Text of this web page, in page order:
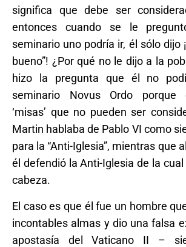
significa que debe ser
entonces cuando se le
seminario uno podría ir, él sólo dijo
bueno”! ¿Por qué no le dijo a la
hizo la pregunta que él no
seminario Novus Ordo porque
‘misas’ que no pueden ser
Martin hablaba de Pablo VI como
para la “Anti-Iglesia”, mientras que
él defendió la Anti-Iglesia de la cual
cabeza.
El caso es que él fue un hombre
incontables almas y dio una falsa
apostasía del Vaticano II –